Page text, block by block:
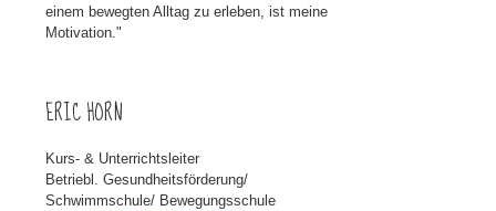
einem bewegten Alltag zu erleben, ist meine
Motivation."
ERIC HORN
Kurs- & Unterrichtsleiter
Betriebl. Gesundheitsförderung/
Schwimmschule/ Bewegungsschule